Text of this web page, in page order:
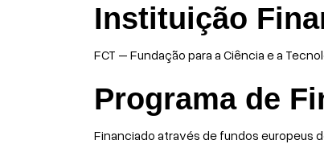
Instituição
FCT – Fundação para a Ciência e a
Programa de
Financiado através de fundos europeus